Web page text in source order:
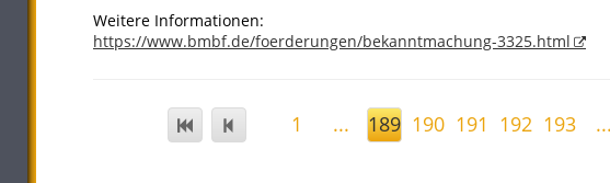
Weitere Informationen:
https://www.bmbf.de/foerderungen/bekanntmachung-3325.html
1 ... 189 190 191 192 193 ...